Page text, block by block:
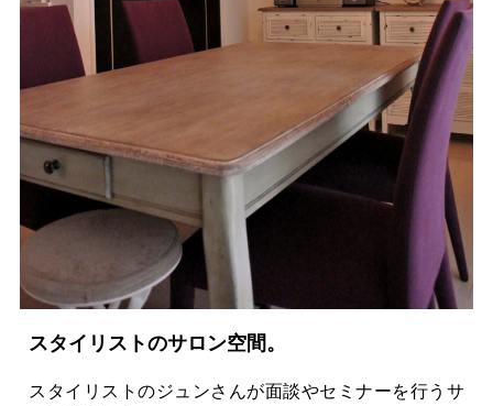
スタイリストのサロン空間。
スタイリストのジュンさんが面談やセミナーを行うサ